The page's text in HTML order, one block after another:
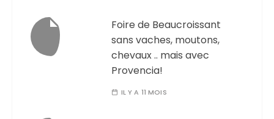
Foire de Beaucroissant
sans vaches, moutons,
chevaux .. mais avec
Provencia!
IL Y A 11 MOIS